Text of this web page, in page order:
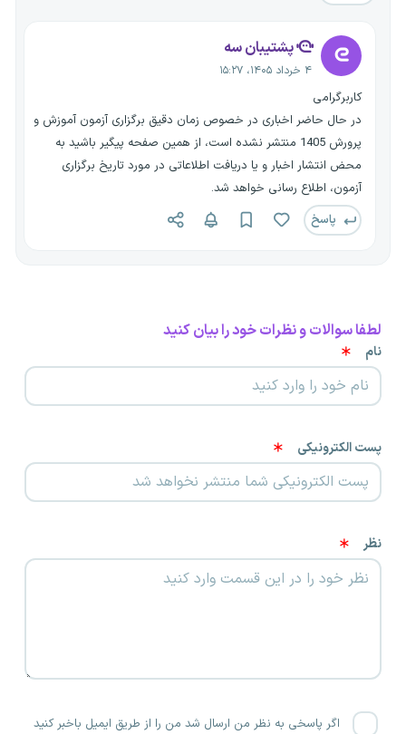
پشتیبان سه
۴ خرداد ۱۴۰۵، ۱۵:۲۷
کاربرگرامی
در حال حاضر اخباری در خصوص زمان دقیق برگزاری آزمون آموزش و
پرورش 1405 منتشر نشده است، از همین صفحه پیگیر باشید به
محض انتشار اخبار و یا دریافت اطلاعاتی در مورد تاریخ برگزاری
آزمون، اطلاع رسانی خواهد شد.
پاسخ
لطفا سوالات و نظرات خود را بیان کنید
نام
پست الکترونیکی
نظر
اگر پاسخی به نظر من ارسال شد من را از طریق ایمیل باخبر کنید